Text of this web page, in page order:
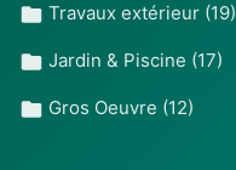
Travaux extérieur (19)
Jardin & Piscine (17)
Gros Oeuvre (12)